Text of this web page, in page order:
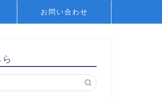
お問い合わせ